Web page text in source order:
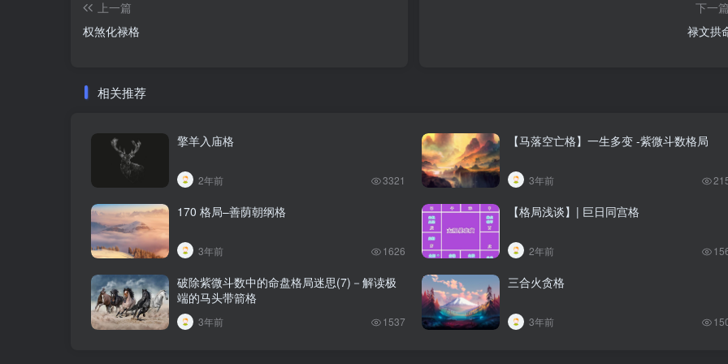
上一篇
权煞化禄格
下一篇
禄文拱
相关推荐
擎羊入庙格
2年前 3321
【马落空亡格】一生多变 -紫微斗数格局
3年前
170 格局–善荫朝纲格
3年前 1626
【格局浅谈】| 巨日同宫格
2年前
破除紫微斗数中的命盘格局迷思(7)－解读极
端的马头带箭格
3年前 1537
三合火贪格
3年前